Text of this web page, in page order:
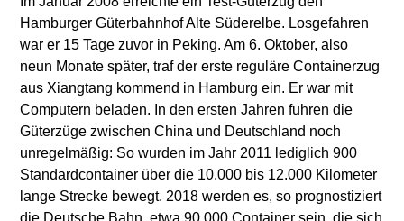
Hamburger Güterbahnhof Alte Süderelbe. Losgefahren
war er 15 Tage zuvor in Peking. Am 6. Oktober, also
neun Monate später, traf der erste reguläre Containerzug
aus Xiangtang kommend in Hamburg ein. Er war mit
Computern beladen. In den ersten Jahren fuhren die
Güterzüge zwischen China und Deutschland noch
unregelmäßig: So wurden im Jahr 2011 lediglich 900
Standardcontainer über die 10.000 bis 12.000 Kilometer
lange Strecke bewegt. 2018 werden es, so prognostiziert
die Deutsche Bahn, etwa 90.000 Container sein, die sich